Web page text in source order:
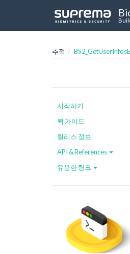
추적
시작하기
퀵 가이드
릴리스 정보
API & References
유용한 링크